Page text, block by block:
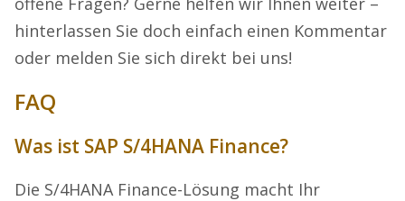
hinterlassen Sie doch einfach einen Kommentar
oder melden Sie sich direkt bei uns!
FAQ
Was ist SAP S/4HANA Finance?
Die S/4HANA Finance-Lösung macht Ihr